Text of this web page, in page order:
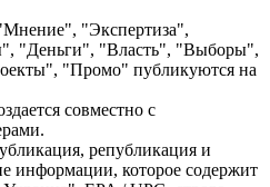
"Экспертиза",
"Деньги", "Власть", "Выборы",
"Промо" публикуются на
совместно с
републикация и
информации, которое содержит